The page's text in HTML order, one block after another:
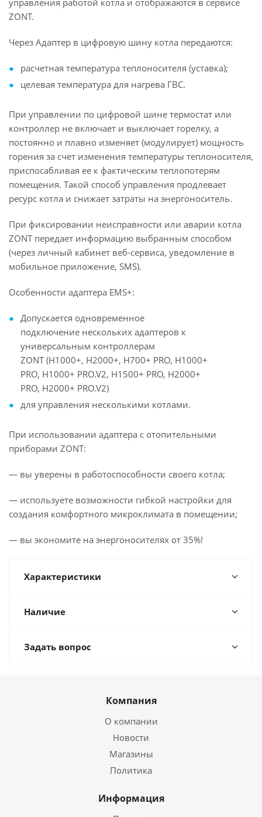
управления работой котла и отображаются в сервисе
ZONT.
Через Адаптер в цифровую шину котла передаются:
расчетная температура теплоносителя (уставка);
целевая температура для нагрева ГВС.
При управлении по цифровой шине термостат или
контроллер не включает и выключает горелку, а
постоянно и плавно изменяет (модулирует) мощность
горения за счет изменения температуры теплоносителя,
приспосабливая ее к фактическим теплопотерям
помещения. Такой способ управления продлевает
ресурс котла и снижает затраты на энергоноситель.
При фиксировании неисправности или аварии котла
ZONT передает информацию выбранным способом
(через личный кабинет веб-сервиса, уведомление в
мобильное приложение, SMS).
Особенности адаптера EMS+:
Допускается одновременное
подключение нескольких адаптеров к
универсальным контроллерам
ZONT (Н1000+, Н2000+, Н700+ PRO, Н1000+
PRO, Н1000+ PRO.V2, Н1500+ PRO, Н2000+
PRO, Н2000+ PRO.V2)
для управления несколькими котлами.
При использовании адаптера с отопительными
приборами ZONT:
— вы уверены в работоспособности своего котла;
— используете возможности гибкой настройки для
создания комфортного микроклимата в помещении;
— вы экономите на энергоносителях от 35%!
Характеристики
Наличие
Задать вопрос
Компания
О компании
Новости
Магазины
Политика
Информация